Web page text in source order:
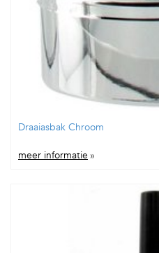
Draaiasbak Chroom
meer informatie »